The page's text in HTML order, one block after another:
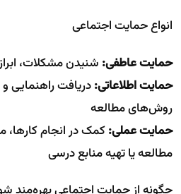
انواع حمایت اجتماعی
حمایت عاطفی: شنیدن مشکلات،
حمایت اطلاعاتی:دریافت راهنمایی و
روش‌های مطالعه
حمایت عملی:کمک در انجام
مطالعه یا تهیه منابع درسی